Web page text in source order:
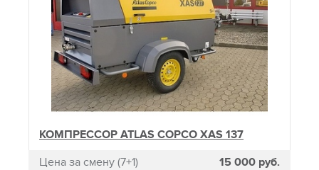
КОМПРЕССОР ATLAS COPCO XAS 137
Цена за смену (7+1)
15 000 руб.